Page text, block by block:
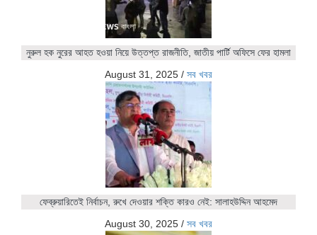
নুরুল হক নুরের আহত হওয়া নিয়ে উত্তপ্ত রাজনীতি, জাতীয় পার্টি অফিসে ফের হামলা
August 31, 2025 / সব খবর
ফেব্রুয়ারিতেই নির্বাচন, রুখে দেওয়ার শক্তি কারও নেই: সালাহউদ্দিন আহমেদ
August 30, 2025 / সব খবর